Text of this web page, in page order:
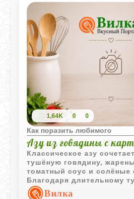
1,64K 0 0
Как поразить любимого
Азу из говядины с
Классическое азу
тушёную говядину,
томатный соус и солёные
Благодаря длительному
насыщенному соусу блюдо
Вилка